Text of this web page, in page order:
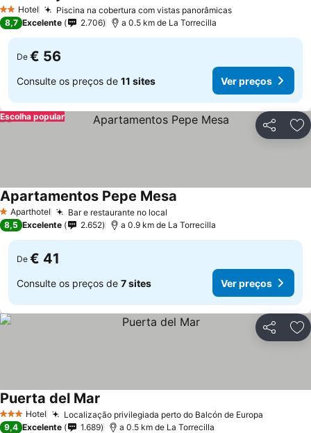
2 Estrelas
Hotel Piscina na cobertura com vistas panorâmicas
8,7 Excelente 2.706 a 0.5 km de La Torrecilla
De € 56
Consulte os preços de 11 sites Ver preços
Partilhar
Escolha popular
1 Estrelas
Aparthotel Bar e restaurante no local
Apartamentos Pepe Mesa
8,5 Excelente 2.652 a 0.9 km de La Torrecilla
De € 41
Consulte os preços de 7 sites Ver preços
Partilhar
3 EstrelasHotel Localização privilegiada perto do Balcón de Europa
Puerta del Mar
9,4 Excelente 1.689 a 0.5 km de La Torrecilla